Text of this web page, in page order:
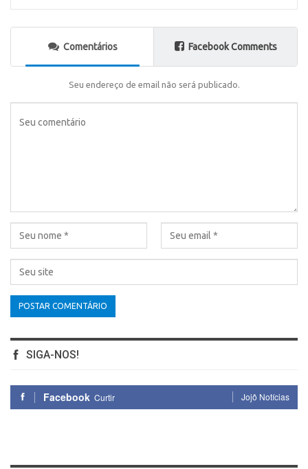
Comentários Facebook Comments
Seu endereço de email não será publicado.
SIGA-NOS!
Facebook Curtir Jojô Notícias